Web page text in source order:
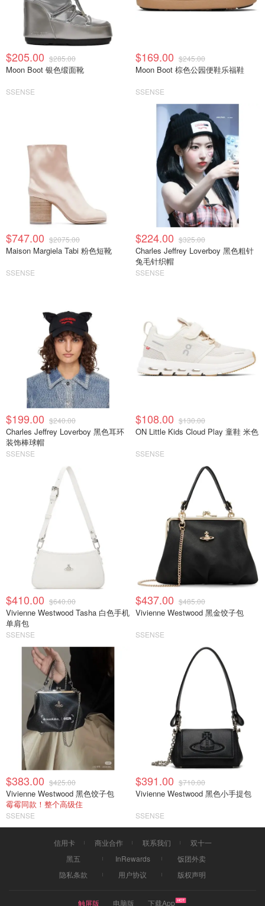
$205.00 $285.00
Moon Boot 银色缎面靴
SSENSE
$169.00 $245.00
Moon Boot 棕色公园便鞋乐福鞋
SSENSE
$747.00 $2075.00
Maison Margiela Tabi 粉色短靴
SSENSE
$224.00 $325.00
Charles Jeffrey Loverboy 黑色粗针
兔毛针织帽
SSENSE
$199.00 $240.00
Charles Jeffrey Loverboy 黑色耳环
装饰棒球帽
SSENSE
$108.00 $130.00
ON Little Kids Cloud Play 童鞋 米色
SSENSE
$410.00 $640.00
Vivienne Westwood Tasha 白色手机
单肩包
SSENSE
$437.00 $485.00
Vivienne Westwood 黑金饺子包
SSENSE
$383.00 $425.00
Vivienne Westwood 黑色饺子包
霉霉同款！整个高级住
SSENSE
$391.00 $710.00
Vivienne Westwood 黑色小手提包
SSENSE
信用卡 商业合作 联系我们
双十一
黑五
InRewards
饭团外卖
隐私条款
用户协议 版权声明
触屏版 电脑版 下载App